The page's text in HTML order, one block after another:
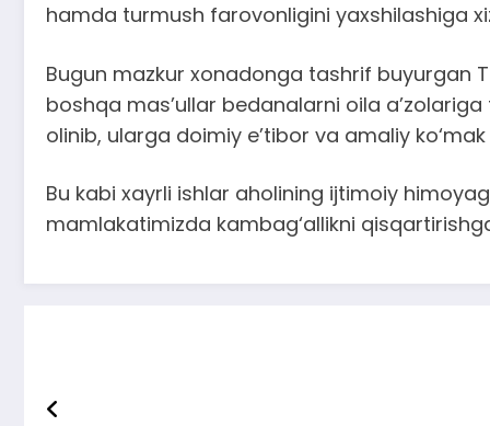
hamda turmush farovonligini yaxshilashiga
Bugun mazkur xonadonga tashrif buyurgan
boshqa mas’ullar bedanalarni oila
olinib, ularga doimiy e’tibor va amaliy ko‘mak
Bu kabi xayrli ishlar aholining ijtimoiy
mamlakatimizda kambag‘allikni